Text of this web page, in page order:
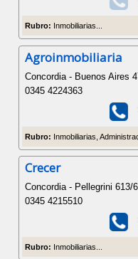
Rubro: Inmobiliarias...
Agroinmobiliaria
Concordia - Buenos Aires
0345 4224363
Rubro: Inmobiliarias,
Crecer
Concordia - Pellegrini 613/
0345 4215510
Rubro: Inmobiliarias...